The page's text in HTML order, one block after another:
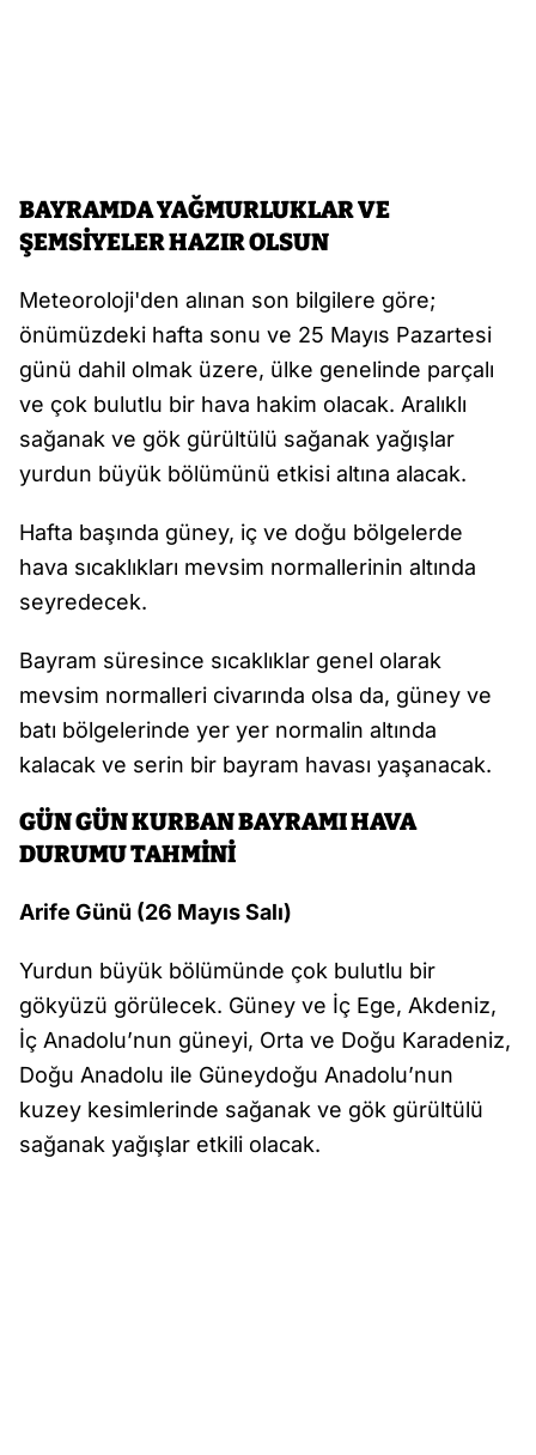
BAYRAMDA YAĞMURLUKLAR VE
ŞEMSİYELER HAZIR OLSUN
Meteoroloji'den alınan son bilgilere göre;
önümüzdeki hafta sonu ve 25 Mayıs Pazartesi
günü dahil olmak üzere, ülke genelinde parçalı
ve çok bulutlu bir hava hakim olacak. Aralıklı
sağanak ve gök gürültülü sağanak yağışlar
yurdun büyük bölümünü etkisi altına alacak.
Hafta başında güney, iç ve doğu bölgelerde
hava sıcaklıkları mevsim normallerinin altında
seyredecek.
Bayram süresince sıcaklıklar genel olarak
mevsim normalleri civarında olsa da, güney ve
batı bölgelerinde yer yer normalin altında
kalacak ve serin bir bayram havası yaşanacak.
GÜN GÜN KURBAN BAYRAMI HAVA
DURUMU TAHMİNİ
Arife Günü (26 Mayıs Salı)
Yurdun büyük bölümünde çok bulutlu bir
gökyüzü görülecek. Güney ve İç Ege, Akdeniz,
İç Anadolu’nun güneyi, Orta ve Doğu Karadeniz,
Doğu Anadolu ile Güneydoğu Anadolu’nun
kuzey kesimlerinde sağanak ve gök gürültülü
sağanak yağışlar etkili olacak.